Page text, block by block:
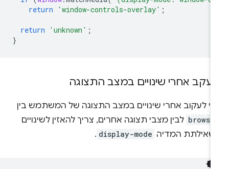
return 'window-controls-overlay'
return 'unknown'
אחרי שינויים במצב התצוגה
לעקוב אחרי שינויים במצב התצוגה של המשתמש בין
לבין מצבי תצוגה אחרים, צריך להאזין לשינויים
המדיה display-mode
.